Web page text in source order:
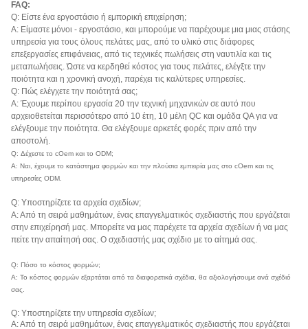
FAQ:
Q: Είστε ένα εργοστάσιο ή εμπορική επιχείρηση;
Α: Είμαστε μόνοι - εργοστάσιο, και μπορούμε να παρέχουμε μια μιας στάσης
υπηρεσία για τους όλους πελάτες μας, από το υλικό στις διάφορες
επεξεργασίες επιφάνειας, από τις τεχνικές πωλήσεις στη ναυτιλία και τις
μεταπωλήσεις. Ώστε να κερδηθεί κόστος για τους πελάτες, ελέγξτε την
ποιότητα και η χρονική ανοχή, παρέχει τις καλύτερες υπηρεσίες.
Q: Πώς ελέγχετε την ποιότητά σας;
Α: Έχουμε περίπου εργασία 20 την τεχνική μηχανικών σε αυτό που
αρχειοθετείται περισσότερο από 10 έτη, 10 μέλη QC και ομάδα QA για να
ελέγξουμε την ποιότητα. Θα ελέγξουμε αρκετές φορές πριν από την
αποστολή.
Q: Δέχεστε το cOem και το ODM;
Α: Ναι, έχουμε το κατάστημα φορμών και την πλούσια εμπειρία μας στο cOem και τις
υπηρεσίες ODM.
Q: Υποστηρίζετε τα αρχεία σχεδίων;
Α: Από τη σειρά μαθημάτων, ένας επαγγελματικός σχεδιαστής που εργάζεται
στην επιχείρησή μας. Μπορείτε να μας παρέχετε τα αρχεία σχεδίων ή να μας
πείτε την απαίτησή σας. Ο σχεδιαστής μας σχέδιο με το αίτημά σας.
Q: Πόσο το κόστος φορμών;
Α: Το κόστος φορμών εξαρτάται από τα διαφορετικά σχέδια, θα αξιολογήσουμε ανά σχέδιό
σας.
Q: Υποστηρίζετε την υπηρεσία σχεδίων;
Α: Από τη σειρά μαθημάτων, ένας επαγγελματικός σχεδιαστής που εργάζεται